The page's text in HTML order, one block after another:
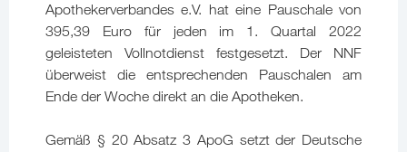
Apothekerverbandes e.V. hat eine Pauschale von
395,39 Euro für jeden im 1. Quartal 2022
geleisteten Vollnotdienst festgesetzt. Der NNF
überweist die entsprechenden Pauschalen am
Ende der Woche direkt an die Apotheken.
Gemäß § 20 Absatz 3 ApoG setzt der Deutsche